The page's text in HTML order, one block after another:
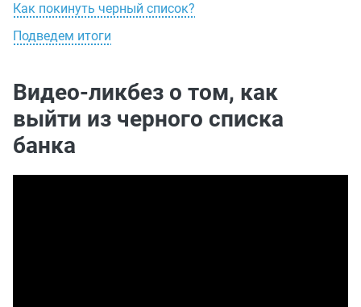
Как покинуть черный список?
Подведем итоги
Видео-ликбез о том, как
выйти из черного списка
банка